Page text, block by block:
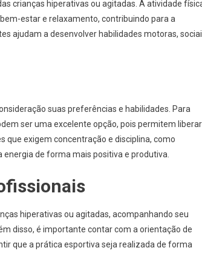
crianças hiperativas ou agitadas. A atividade
estar e relaxamento, contribuindo para a
ajudam a desenvolver habilidades motoras,
suas preferências e habilidades. Para
ser uma excelente opção, pois permitem liberar
que exigem concentração e disciplina, como
de forma mais positiva e produtiva.
hiperativas ou agitadas, acompanhando seu
disso, é importante contar com a orientação de
que a prática esportiva seja realizada de forma